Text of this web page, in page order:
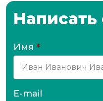
Написать
Имя *
E-mail